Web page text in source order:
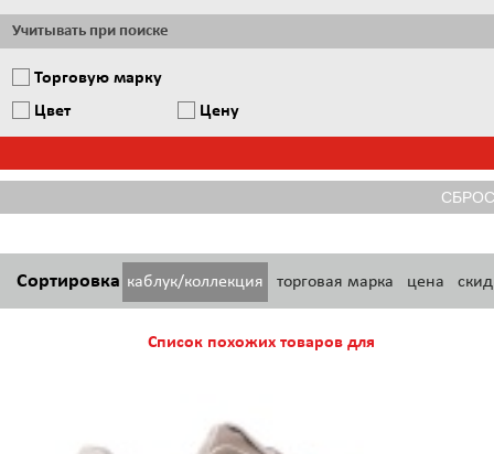
Учитывать при поиске
Торговую марку
Цвет
Цену
Сортировка каблук/коллекция торговая марка цена
Список похожих товаров для